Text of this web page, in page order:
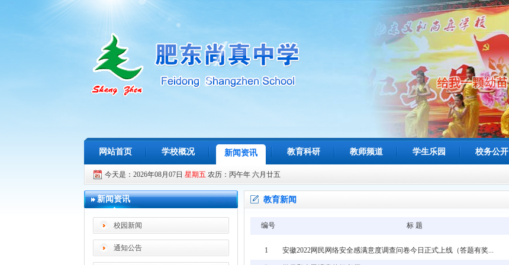
网站首页 学校概况 新闻资讯 教育科研 教师频道 学生乐园 校务公开
今天是：2026年08月07日 星期五 农历：丙午年 六月廿五
新闻资讯
校园新闻
通知公告
教育新闻
编号 标 题
1 安徽2022网民网络安全感满意度调查问卷今日正式上线（答题有奖...